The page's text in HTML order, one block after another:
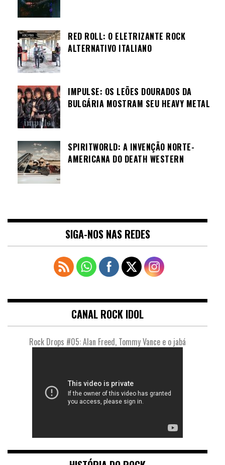
RED ROLL: O ELETRIZANTE ROCK
ALTERNATIVO ITALIANO
IMPULSE: OS LEÕES DOURADOS DA
BULGÁRIA MOSTRAM SEU HEAVY METAL
SPIRITWORLD: A INVENÇÃO NORTE-
AMERICANA DO DEATH WESTERN
SIGA-NOS NAS REDES
CANAL ROCK IDOL
Rock Drops #05: Alan Freed, Tommy Vance e o jabá